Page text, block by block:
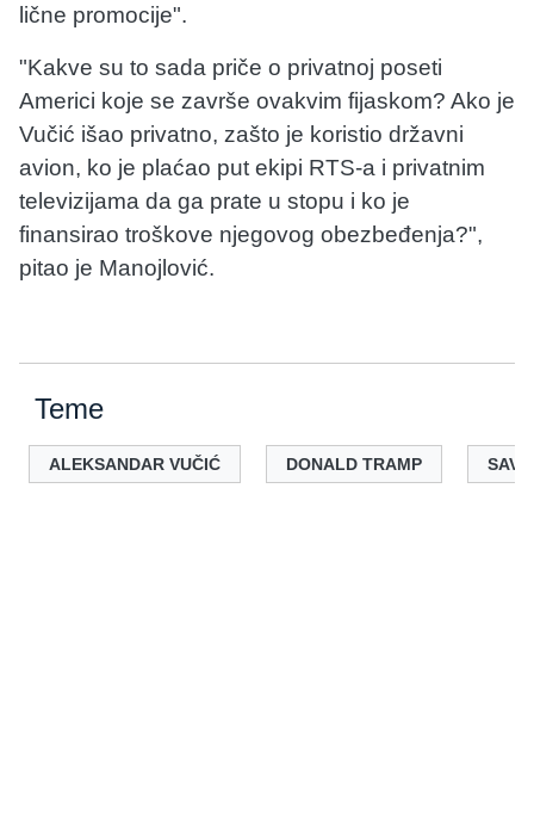
lične promocije".
"Kakve su to sada priče o privatnoj poseti
Americi koje se završe ovakvim fijaskom? Ako je
Vučić išao privatno, zašto je koristio državni
avion, ko je plaćao put ekipi RTS-a i privatnim
televizijama da ga prate u stopu i ko je
finansirao troškove njegovog obezbeđenja?",
pitao je Manojlović.
Teme
ALEKSANDAR VUČIĆ DONALD TRAMP